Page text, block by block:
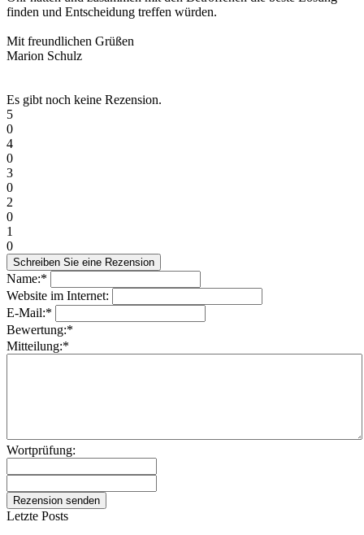
finden und Entscheidung treffen würden.
Mit freundlichen Grüßen
Marion Schulz
Es gibt noch keine Rezension.
5
0
4
0
3
0
2
0
1
0
Name:*
Website im Internet:
E-Mail:*
Bewertung:*
Mitteilung:*
Wortprüfung:
Letzte Posts